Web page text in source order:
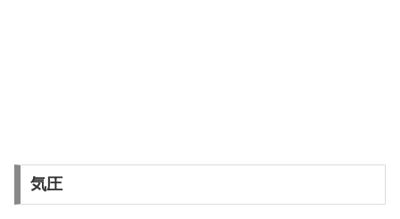
気圧